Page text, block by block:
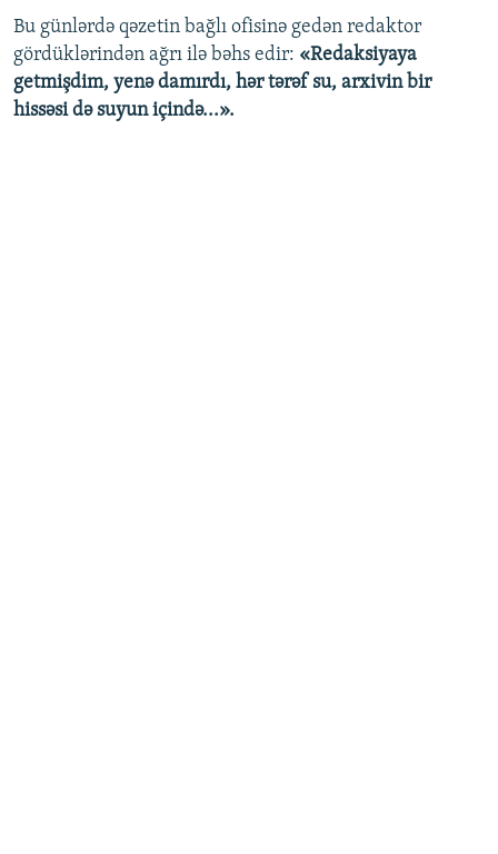
Bu günlərdə qəzetin bağlı ofisinə gedən redaktor
gördüklərindən ağrı ilə bəhs edir: «Redaksiyaya
getmişdim, yenə damırdı, hər tərəf su, arxivin bir
hissəsi də suyun içində...».